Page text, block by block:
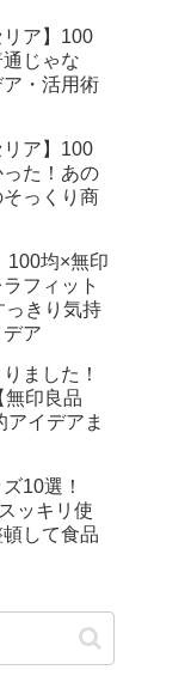
リア】100
じゃな
・活用術
リア】100
た！あの
っくり商
100均×無印
フィット
っきり気持
ア
ました！
無印良品
アイデアま
10選！
ッキリ使
して食品